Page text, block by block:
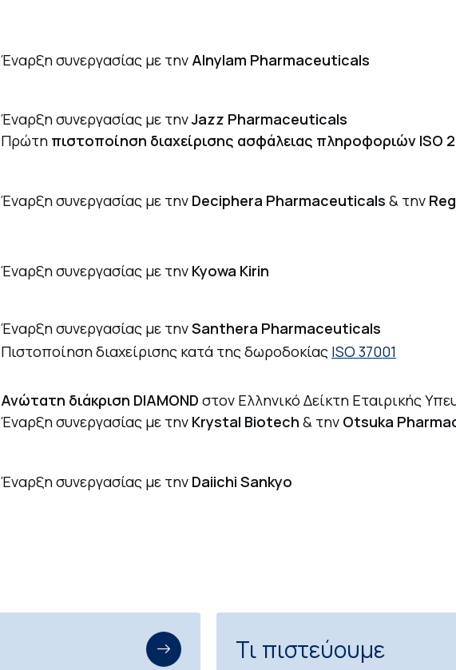
Έναρξη συνεργασίας με την Alnylam Pharmaceuticals
Έναρξη συνεργασίας με τηνJazz Pharmaceuticals
Πρώτη πιστοποίηση διαχείρισης ασφάλειας πληροφοριών ISO
Έναρξη συνεργασίας με την Deciphera Pharmaceuticals & την
Έναρξη συνεργασίας με την Kyowa Kirin
Έναρξη συνεργασίας με τηνSanthera Pharmaceuticals
Πιστοποίηση διαχείρισης κατά της δωροδοκίας ISO 37001
Ανώτατη διάκριση DIAMOND στον Ελληνικό Δείκτη Εταιρικής
Έναρξη συνεργασίας με την Krystal Biotech & την Otsuka
Έναρξη συνεργασίας με την Daiichi Sankyo
Τι πιστεύουμε